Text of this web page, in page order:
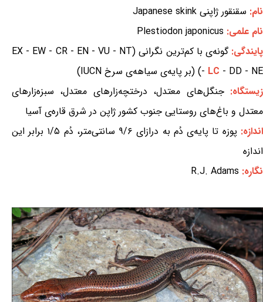
نام: سقنقور ژاپنی Japanese skink
نام علمی: Plestiodon japonicus
پایندگی:
گونه‌ی با کم‌ترین نگرانی (EX - EW - CR - EN - VU - NT
- LC - DD - NE) (بر پایه‌ی سیاهه‌ی سرخ IUCN)
زیستگاه:جنگل‌های معتدل، درختچه‌زارهای معتدل، سبزه‌زارهای
معتدل و باغ‌های روستایی جنوب کشور ژاپن در شرق قاره‌ی آسیا
اندازه:
پوزه تا پایه‌ی دُم به درازای ۹/۶ سانتی‌متر، دُم ۱/۵ برابر این
اندازه
نگاره: R.J. Adams